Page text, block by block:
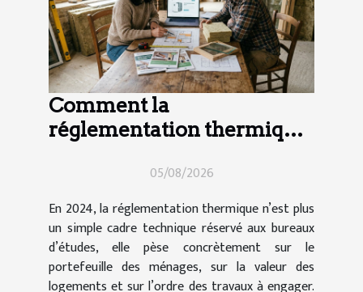
Comment la
réglementation thermique
travaux en 2024
05/08/2026
En 2024, la réglementation thermique n’est plus
un simple cadre technique réservé aux bureaux
d’études, elle pèse concrètement sur le
portefeuille des ménages, sur la valeur des
logements et sur l’ordre des travaux à engager.